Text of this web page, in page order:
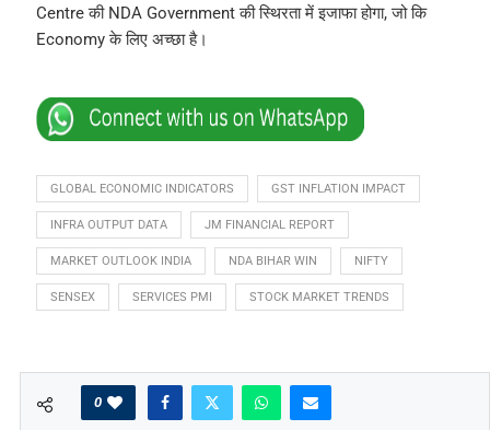
Centre की NDA Government की स्थिरता में इजाफा होगा, जो कि
Economy के लिए अच्छा है।
GLOBAL ECONOMIC INDICATORS GST INFLATION IMPACT
INFRA OUTPUT DATA JM FINANCIAL REPORT
MARKET OUTLOOK INDIA NDA BIHAR WIN NIFTY
SENSEX SERVICES PMI STOCK MARKET TRENDS
0